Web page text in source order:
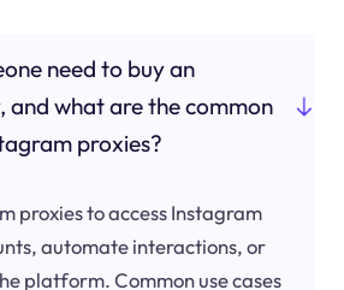
need to buy an
and what are the common
proxies?
proxies to access Instagram
automate interactions, or
platform. Common use cases